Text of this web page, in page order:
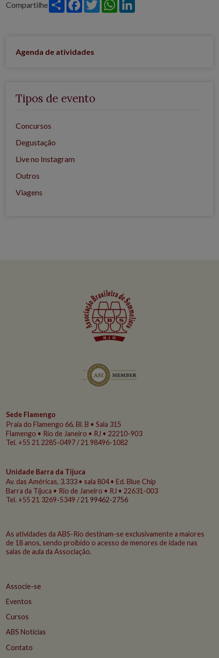
Compartilhe
Agenda de atividades
Tipos de evento
Concursos
Degustação
Live no Instagram
Outros
Viagens
Sede Flamengo
Praia do Flamengo 66, Bl. B • Sala 315
Flamengo • Rio de Janeiro • RJ • 22210-903
Tel. +55 21 2285-0497 / 21 98496-1082
Unidade Barra da Tijuca
Av. das Américas, 3.333 • sala 804 • Ed. Blue Chip
Barra da Tijuca • Rio de Janeiro • RJ • 22631-003
Tel. +55 21 3269-5349 /21 99462-2756
As atividades da ABS-Rio destinam-se exclusivamente a maiores
de 18 anos, sendo proibido o acesso de menores de idade nas
salas de aula da Associação.
Associe-se
Eventos
Cursos
ABS Notícias
Contato